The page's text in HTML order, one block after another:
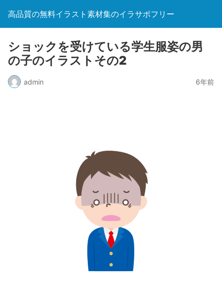
高品質の無料イラスト素材集のイラサポフリー
ショックを受けている学生服姿の男
の子のイラストその2
admin 6年前